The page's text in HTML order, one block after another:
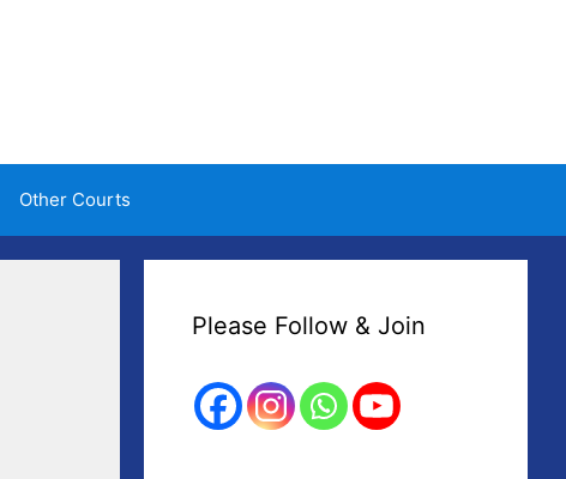
Other Courts
Please Follow & Join